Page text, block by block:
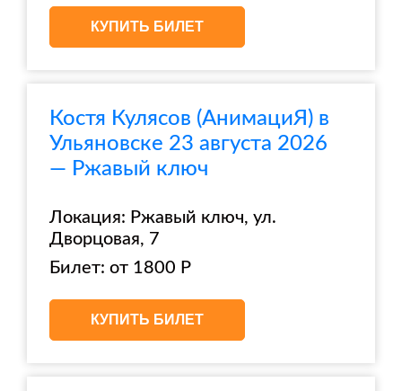
КУПИТЬ БИЛЕТ
Костя Кулясов (АнимациЯ) в
Ульяновске 23 августа 2026
— Ржавый ключ
Локация: Ржавый ключ, ул.
Дворцовая, 7
Билет: от 1800 Р
КУПИТЬ БИЛЕТ